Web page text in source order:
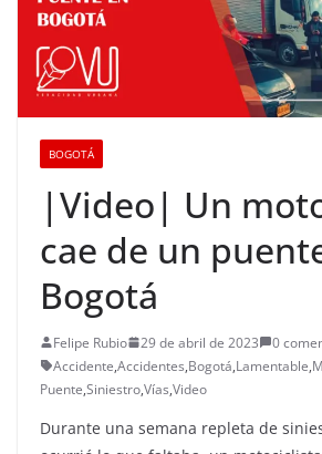
BOGOTÁ
|Video| Un
cae de un
Bogotá
Felipe Rubio 29 de abril de 2023
0
Accidente,Accidentes,Bogotá,Lamentable,
Puente,Siniestro,Vías,Video
Durante una semana repleta de